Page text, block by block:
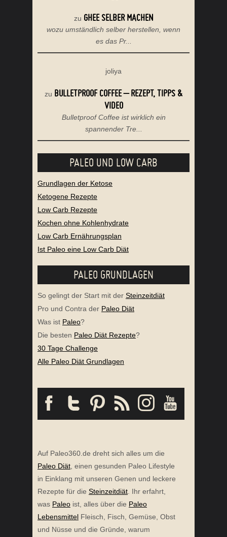
zu GHEE SELBER MACHEN
wozu umständlich selber herstellen, wenn
es das Pr...
joliya
zu BULLETPROOF COFFEE – REZEPT, TIPPS &
VIDEO
Bulletproof Coffee ist wirklich ein
spannender Tre...
PALEO UND LOW CARB
Grundlagen der Ketose
Ketogene Rezepte
Low Carb Rezepte
Kochen ohne Kohlenhydrate
Low Carb Ernährungsplan
Ist Paleo eine Low Carb Diät
PALEO GRUNDLAGEN
So gelingt der Start mit der Steinzeitdiät
Pro und Contra der Paleo Diät
Was ist Paleo?
Die besten Paleo Diät Rezepte?
30 Tage Challenge
Alle Paleo Diät Grundlagen
Auf Paleo360.de dreht sich alles um die
Paleo Diät , einen gesunden Paleo Lifestyle
in Einklang mit unseren Genen und leckere
Rezepte für die Steinzeitdiät . Ihr erfahrt,
was Paleo ist, alles über die Paleo
Lebensmittel Fleisch, Fisch, Gemüse, Obst
und Nüsse und die Gründe, warum